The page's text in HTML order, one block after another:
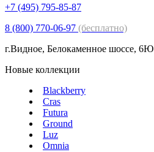
+7 (495) 795-85-87
8 (800) 770-06-97 (бесплатно)
г.Видное, Белокаменное шоссе, 6Ю
Новые коллекции
Blackberry
Cras
Futura
Ground
Luz
Omnia